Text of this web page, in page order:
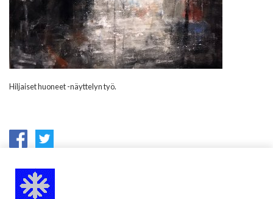
Hiljaiset huoneet -näyttelyn työ.